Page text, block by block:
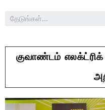
குவாண்டம்